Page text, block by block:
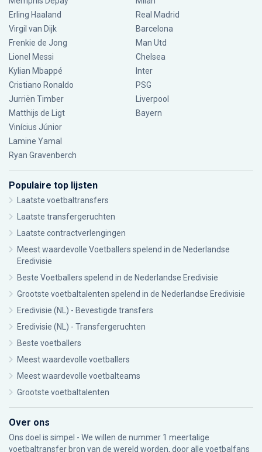
Erling Haaland
Virgil van Dijk
Frenkie de Jong
Lionel Messi
Kylian Mbappé
Cristiano Ronaldo
Jurriën Timber
Matthijs de Ligt
Vinícius Júnior
Lamine Yamal
Ryan Gravenberch
Real Madrid
Barcelona
Man Utd
Chelsea
Inter
PSG
Liverpool
Bayern
Populaire top lijsten
Laatste voetbaltransfers
Laatste transfergeruchten
Laatste contractverlengingen
Meest waardevolle Voetballers spelend in de Nederlandse
Eredivisie
Beste Voetballers spelend in de Nederlandse Eredivisie
Grootste voetbaltalenten spelend in de Nederlandse Eredivisie
Eredivisie (NL) - Bevestigde transfers
Eredivisie (NL) - Transfergeruchten
Beste voetballers
Meest waardevolle voetballers
Meest waardevolle voetbalteams
Grootste voetbaltalenten
Over ons
Ons doel is simpel - We willen de nummer 1 meertalige
voetbaltransfer bron van de wereld worden, door alle voetbalfans